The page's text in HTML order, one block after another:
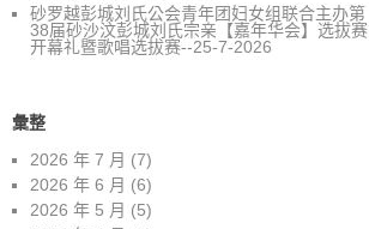
砂罗越彭城刘氏公会青年团妇女组联合主办第
38届砂沙汶彭城刘氏宗亲【嘉年华会】选拔赛
开幕礼暨歌唱选拔赛--25-7-2026
彙整
2026 年 7 月 (7)
2026 年 6 月 (6)
2026 年 5 月 (5)